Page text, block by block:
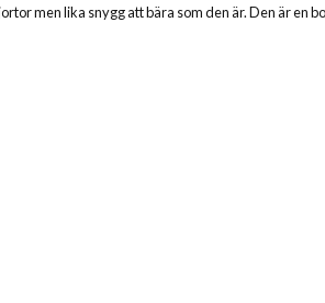
men lika snygg att bära som den är. Den är en